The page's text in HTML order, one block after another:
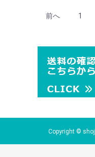
前へ 1
Copyright ©